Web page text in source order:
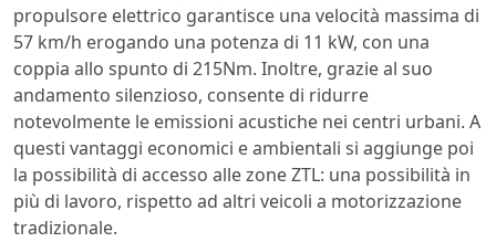
propulsore elettrico garantisce una velocità massima di
57 km/h erogando una potenza di 11 kW, con una
coppia allo spunto di 215Nm. Inoltre, grazie al suo
andamento silenzioso, consente di ridurre
notevolmente le emissioni acustiche nei centri urbani. A
questi vantaggi economici e ambientali si aggiunge poi
la possibilità di accesso alle zone ZTL: una possibilità in
più di lavoro, rispetto ad altri veicoli a motorizzazione
tradizionale.